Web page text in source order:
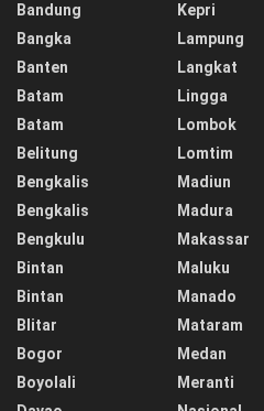
Bandung
Bangka
Banten
Batam
Batam
Belitung
Bengkalis
Bengkalis
Bengkulu
Bintan
Bintan
Blitar
Bogor
Boyolali
Kepri
Lampung
Langkat
Lingga
Lombok
Lomtim
Madiun
Madura
Makassar
Maluku
Manado
Mataram
Medan
Meranti